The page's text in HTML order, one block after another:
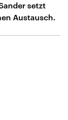
setzt
Austausch.